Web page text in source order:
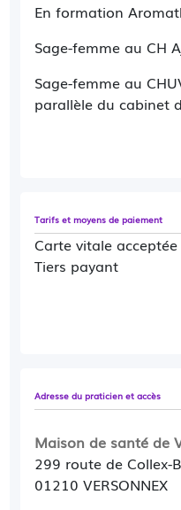
Pour toute
d'empêchement,
d'annulations à
En formation
Sage-femme au CH
Sage-femme au
parallèle du cabinet
Tarifs et moyens de paiement
Carte vitale acceptée
Tiers payant
Adresse du praticien et accès
Maison de santé de
299 route de Collex-
01210 VERSONNEX